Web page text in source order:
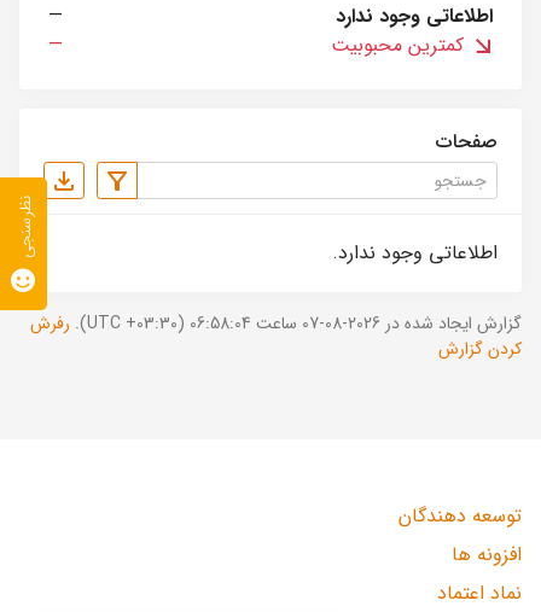
اطلاعاتی وجود ندارد
—
کمترین محبوبیت
—
صفحات
اطلاعاتی وجود ندارد.
گزارش ایجاد شده در 2026-08-07 ساعت 06:58:04 (UTC +03:30).
رفرش
کردن گزارش
توسعه دهندگان
افزونه ها
نماد اعتماد
نظرسنجی